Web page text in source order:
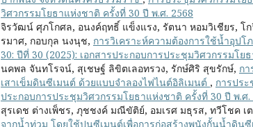
วิศวกรรมโยธาแห่งชาติ ครั้งที่ 30 ปี พ.ศ. 2568
จิรวัฒน์ ศุภโกศล, อนงค์ฤทธิ์ แข็งแรง, รัตนา หอมวิเชียร,
รมาศ, กอบกุล นงนุช, การวิเคราะห์ความต้องการใช้น้ำอุป
30: ปีที่ 30 (2025): เอกสารประกอบการประชุมวิศวกรรมโย
นคพล จันทโรจน์, สุเชษฐ์ ลิขิตเลอทรวง, รักษ์ศิริ สุขรักษ์, ก
เสาเข็มดินซีเมนต์ ด้วยแบบจำลองไฟไนต์อิลิเมนต์ , การปร
ประกอบการประชุมวิศวกรรมโยธาแห่งชาติ ครั้งที่ 30 ปี พ.ศ.
สุรเดช ต่างเพ็ชร, ภุชชงค์ มณีขัติย์, อมเรศ มธุรส, ทวีโชค
จากน้ำท่วม โดยใช้ปูนซีเมนต์เพื่อการก่อสร้างพนังกั้นน้ำดินซี